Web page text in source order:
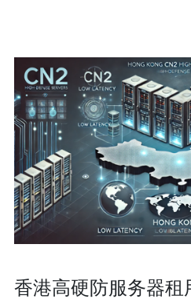
香港高硬防服务器租